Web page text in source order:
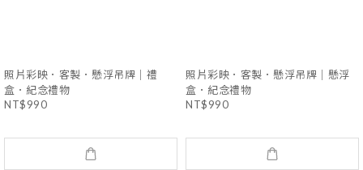
照片彩映．客製．懸浮吊牌｜禮
盒．紀念禮物
NT$990
照片彩映．客製．懸浮吊牌｜懸浮
盒．紀念禮物
NT$990